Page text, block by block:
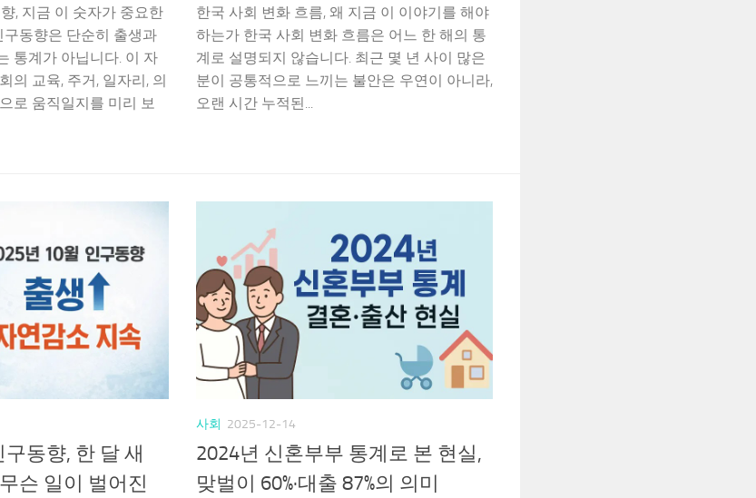
, 지금 이 숫자가 중요한
동향은 단순히 출생과
통계가 아닙니다. 이 자
의 교육, 주거, 일자리, 의
로 움직일지를 미리 보
한국 사회 변화 흐름, 왜 지금 이 이야기를 해야
하는가 한국 사회 변화 흐름은 어느 한 해의 통
계로 설명되지 않습니다. 최근 몇 년 사이 많은
분이 공통적으로 느끼는 불안은 우연이 아니라,
오랜 시간 누적된...
동향, 한 달 새
슨 일이 벌어진
사회 2025-12-14
2024년 신혼부부 통계로 본 현실,
맞벌이 60%·대출 87%의 의미